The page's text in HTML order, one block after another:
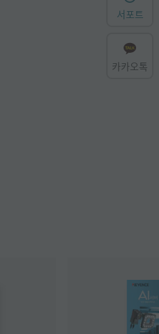
서포트
카카오톡